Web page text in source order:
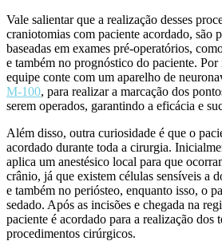
Vale salientar que a realização desses
craniotomias com paciente acordado, são
baseadas em exames pré-operatórios,
e também no prognóstico do paciente. Por
equipe conte com um aparelho de
M-100, para realizar a marcação dos
serem operados, garantindo a eficácia e
Além disso, outra curiosidade é que o
acordado durante toda a cirurgia.
aplica um anestésico local para que
crânio, já que existem células sensíveis a
e também no periósteo, enquanto isso, o
sedado. Após as incisões e chegada na
paciente é acordado para a realização dos
procedimentos cirúrgicos.